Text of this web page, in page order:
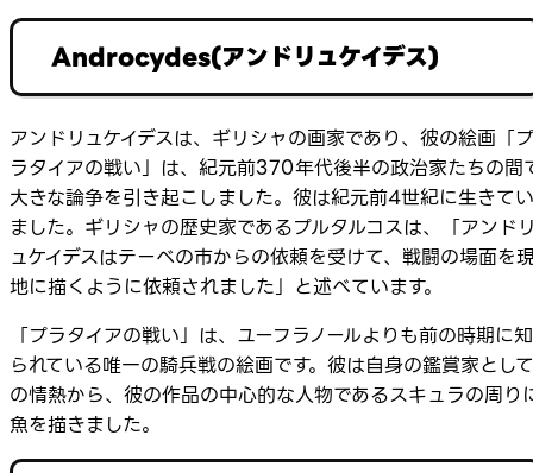
Androcydes(アンドリュケイデス)
アンドリュケイデスは、ギリシャの画家であり、彼の絵画「プ
ラタイアの戦い」は、紀元前370年代後半の政治家たちの間
大きな論争を引き起こしました。彼は紀元前4世紀に生きてい
ました。ギリシャの歴史家であるプルタルコスは、「アンド
ュケイデスはテーベの市からの依頼を受けて、戦闘の場面を
地に描くように依頼されました」と述べています。
「プラタイアの戦い」は、ユーフラノールよりも前の時期に知
られている唯一の騎兵戦の絵画です。彼は自身の鑑賞家として
の情熱から、彼の作品の中心的な人物であるスキュラの周り
魚を描きました。